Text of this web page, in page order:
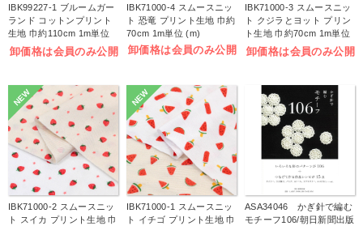
IBK99227-1 ブルームガー
ランド コットンプリント
生地 巾約110cm 1m単位
(m)
卸価格は会員のみ公開
IBK71000-4 スムースニッ
ト 恐竜 プリント生地 巾約
70cm 1m単位 (m)
卸価格は会員のみ公開
IBK71000-3 スムースニッ
ト クジラとヨット プリン
ト生地 巾約70cm 1m単位
(m)
卸価格は会員のみ公開
NEW
IBK71000-2 スムースニッ
ト スイカ プリント生地 巾
NEW
IBK71000-1 スムースニッ
ト イチゴ プリント生地 巾
ASA34046 かぎ針で編む
モチーフ106/朝日新聞出版